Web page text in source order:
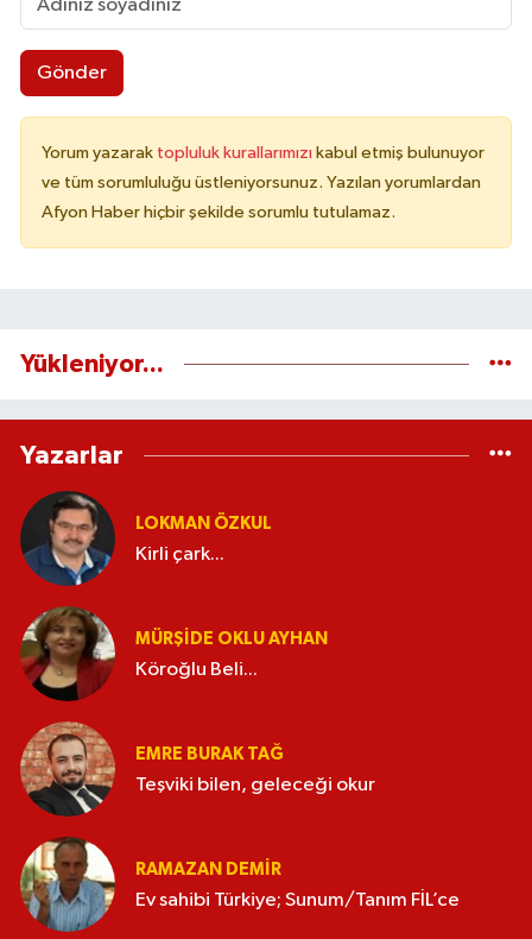
Gönder
Yorum yazarak topluluk kurallarımızı kabul etmiş bulunuyor
ve tüm sorumluluğu üstleniyorsunuz. Yazılan yorumlardan
Afyon Haber hiçbir şekilde sorumlu tutulamaz.
Yükleniyor...
Yazarlar
LOKMAN ÖZKUL
Kirli çark...
MÜRŞIDE OKLU AYHAN
Köroğlu Beli...
EMRE BURAK TAĞ
Teşviki bilen, geleceği okur
RAMAZAN DEMİR
Ev sahibi Türkiye; Sunum/Tanım FİL’ce